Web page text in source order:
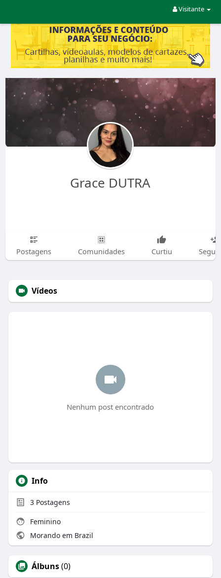
Visitante
Grace DUTRA
Postagens Comunidades Curtiu
Vídeos
Nenhum post encontrado
Info
3Postagens
Feminino
Morando em Brazil
Álbuns(0)